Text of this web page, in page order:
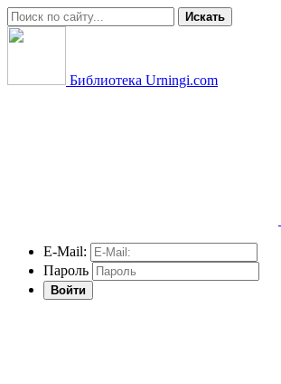
Искать
Библиотека Urningi.com
E-Mail:
Пароль
Войти